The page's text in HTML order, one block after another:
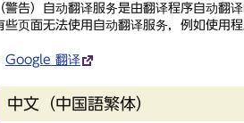
（警告）自动翻译服务是由翻译程序自动翻
些页面无法使用自动翻译服务，例如使用
Google 翻译
中文（中国語繁体）